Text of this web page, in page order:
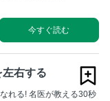
今すぐ読む
右する
れる! 名医が教える30秒